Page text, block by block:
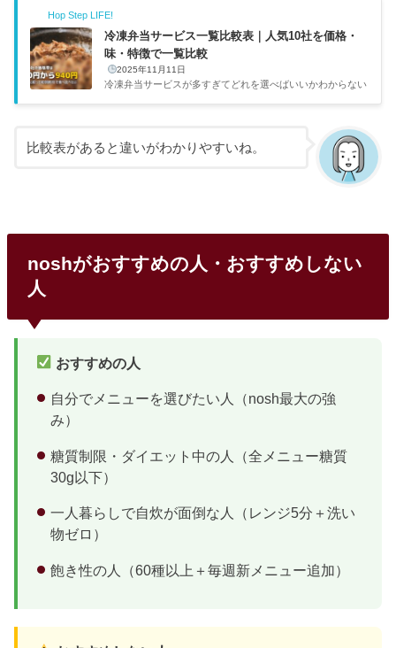
Hop Step LIFE!
冷凍弁当サービス一覧比較表｜人気10社を価格・
味・特徴で一覧比較
2025年11月11日
冷凍弁当サービスが多すぎてどれを選べばいいかわからない
メニュー数・解約条件もサービスごとにかなり違う。目的に
合った2〜3社に絞って初回割引で食べ比べるのが、一番確実
な選び方だ。出典：nosh（ナッシュ）公式サイト主要4社の
早見比較10社の中でも利用者数が多く、初めての人に選ばれ
比較表があると違いがわかりやすいね。
noshがおすすめの人・おすすめしない
人
おすすめの人
自分でメニューを選びたい人（nosh最大の強
み）
糖質制限・ダイエット中の人（全メニュー糖質
30g以下）
一人暮らしで自炊が面倒な人（レンジ5分＋洗い
物ゼロ）
飽き性の人（60種以上＋毎週新メニュー追加）